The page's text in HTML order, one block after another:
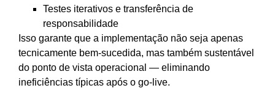
Testes iterativos e transferência de
responsabilidade
Isso garante que a implementação não seja apenas
tecnicamente bem-sucedida, mas também sustentável
do ponto de vista operacional — eliminando
ineficiências típicas após o go-live.